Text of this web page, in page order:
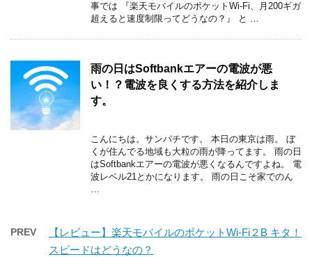
事では 『楽天モバイルのポケットWi-Fi、月200ギガ
超えると速度制限ってどうなの？』 と …
雨の日はSoftbankエアーの電波が悪
い！？電波を良くする方法を紹介しま
す。
こんにちは。サンパチです。 本日の東京は雨。 ぼ
くが住んでる地域も大粒の雨が降ってます。 雨の日
はSoftbankエアーの電波が悪くなるんですよね。 電
波レベル21とかになります。 雨の日こそ家でのん
…
PREV
【レビュー】楽天モバイルのポケットWi-Fi２B キタ！
スピードはどうなの？